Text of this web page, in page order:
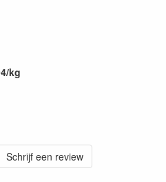
kg
Schrijf een review